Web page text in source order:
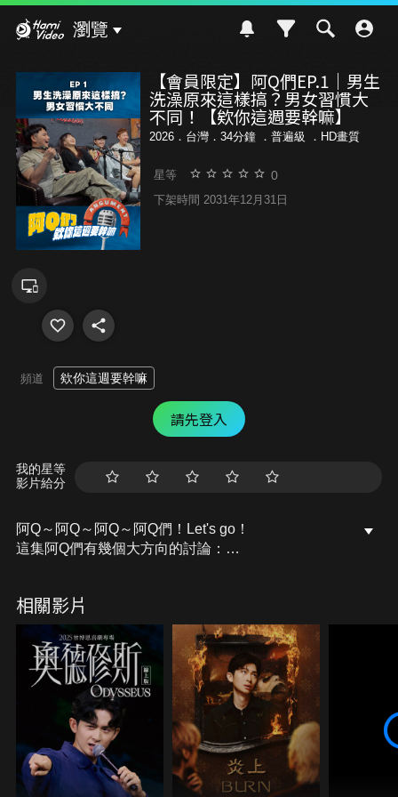
瀏覽
【會員限定】阿Q們EP.1｜男生
洗澡原來這樣搞？男女習慣大
不同！【欸你這週要幹嘛】
2026．台灣．34分鐘 ． 普遍級 ．HD畫質
星等 0
下架時間 2031年12月31日
頻道 欸你這週要幹嘛
請先登入
我的星等
影片給分
阿Q～阿Q～阿Q～阿Q們！Let's go！
這集阿Q們有幾個大方向的討論：
三、洗澡時會不會做其他的事
四、頭髮問題
延伸了許許多多衛生及沐浴的習慣
我們平常相處也真的是會聊這些事情
真的太好聊了
阿Q們：崇、粉紅、肚子、詹皇
主持人：Ariel
相關影片